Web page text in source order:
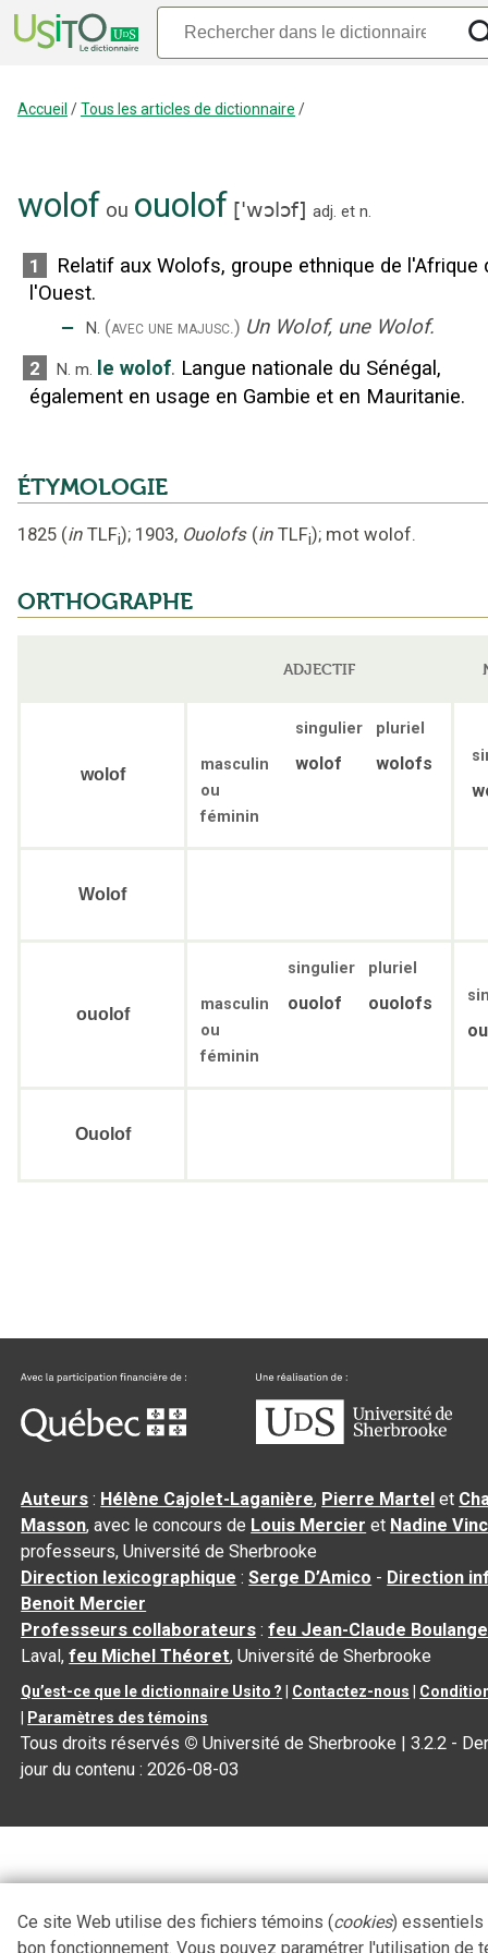
Accueil /Tous les articles de dictionnaire /
wolof ou ouolof ['wɔlɔf] adj. et n.
1
Relatif aux Wolofs, groupe ethnique de l'Afrique
l'Ouest.
‒ N. (avec une majusc.) Un Wolof, une Wolof.
2 N. m. le wolof. Langue nationale du Sénégal,
également en usage en Gambie et en Mauritanie.
ÉTYMOLOGIE
1825 (in TLFi); 1903, Ouolofs (in TLFi); mot wolof.
ORTHOGRAPHE
ADJECTIF
wolof
singulier
pluriel
masculin
ou
féminin
wolof wolofs
Wolof
ouolof
singulier
pluriel
masculin
ou
féminin
ouolof ouolofs
Ouolof
Auteurs : Hélène Cajolet-Laganière, Pierre Martel et
Masson, avec le concours de Louis Mercier et Nadine
professeurs, Université de Sherbrooke
Direction lexicographique :Serge D’Amico - Direction
Benoit Mercier
Professeurs collaborateurs :feu Jean-Claude
Laval,feu Michel Théoret, Université de Sherbrooke
Qu’est-ce que le dictionnaire Usito ? Contactez-nous
Paramètres des témoins
Tous droits réservés © Université de Sherbrooke |3.2.2 -
jour du contenu :2026-08-03
Ce site Web utilise des fichiers témoins (cookies) essentiels
bon fonctionnement. Vous pouvez paramétrer l'utilisation de